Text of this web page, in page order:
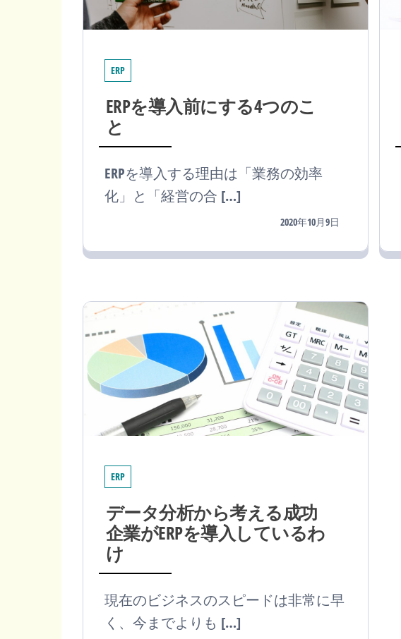
ERP
ERPを導入前にする4つのこ
と
ERPを導入する理由は「業務の効率
化」と「経営の合 […]
2020年10月9日
ERP
データ分析から考える成功
企業がERPを導入しているわ
け
現在のビジネスのスピードは非常に早
く、今までよりも […]